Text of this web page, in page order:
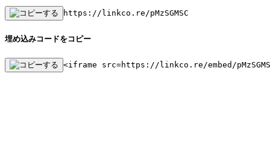
https://linkco.re/pMzSGMSC
埋め込みコードをコピー
<iframe src=https://linkco.re/embed/